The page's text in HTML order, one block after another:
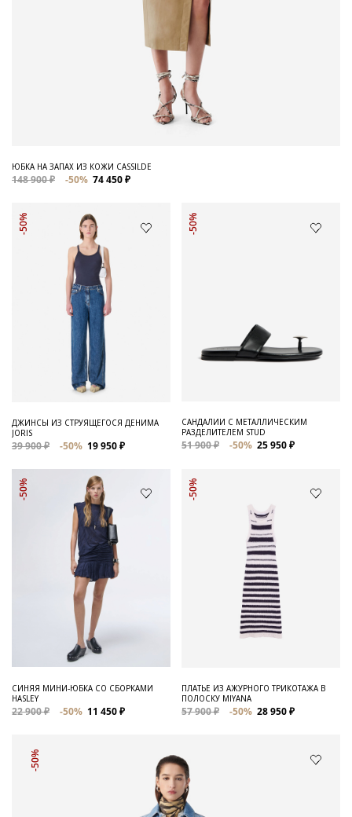
ЮБКА НА ЗАПАХ ИЗ КОЖИ CASSILDE
148 900 ₽ -50% 74 450 ₽
-50%
ДЖИНСЫ ИЗ СТРУЯЩЕГОСЯ ДЕНИМА
JORIS
39 900 ₽ -50% 19 950 ₽
-50%
САНДАЛИИ С МЕТАЛЛИЧЕСКИМ
РАЗДЕЛИТЕЛЕМ STUD
51 900 ₽ -50% 25 950 ₽
-50%
СИНЯЯ МИНИ-ЮБКА СО СБОРКАМИ
HASLEY
22 900 ₽ -50% 11 450 ₽
-50%
ПЛАТЬЕ ИЗ АЖУРНОГО ТРИКОТАЖА В
ПОЛОСКУ MIYANA
57 900 ₽ -50% 28 950 ₽
-50%